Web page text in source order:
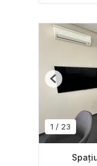
1 / 23
Previous